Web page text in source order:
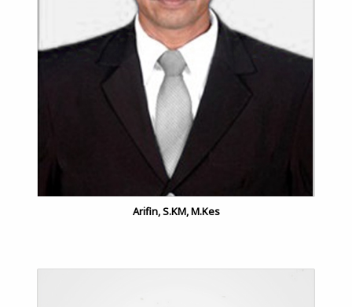
Arifin, S.KM, M.Kes